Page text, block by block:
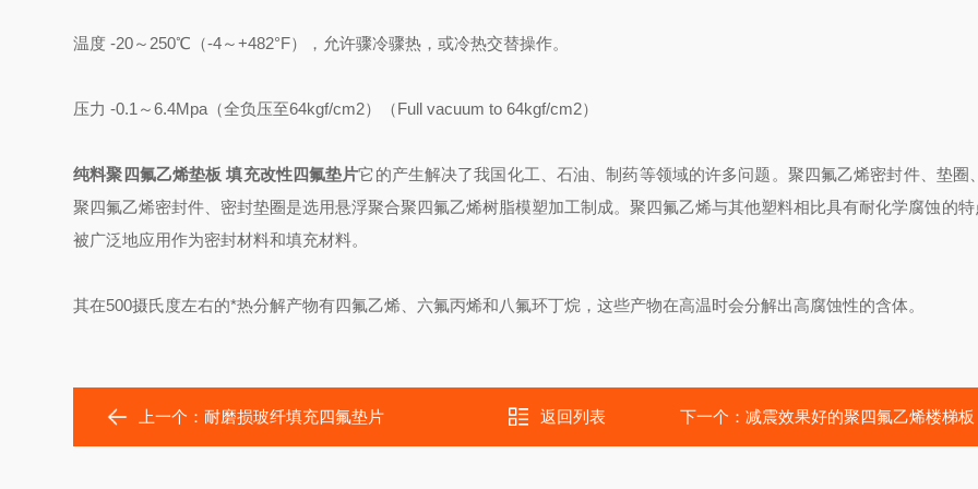
温度 -20～250℃（-4～+482°F），允许骤冷骤热，或冷热交替操作。
压力 -0.1～6.4Mpa（全负压至64kgf/cm2）（Full vacuum to 64kgf/cm2）
纯料聚四氟乙烯垫板 填充改性四氟垫片它的产生解决了我国化工、石油、制药等领域的许多问题。聚四氟乙烯密封件、垫圈
聚四氟乙烯密封件、密封垫圈是选用悬浮聚合聚四氟乙烯树脂模塑加工制成。聚四氟乙烯与其他塑料相比具有耐化学腐蚀的特
被广泛地应用作为密封材料和填充材料。
其在500摄氏度左右的*热分解产物有四氟乙烯、六氟丙烯和八氟环丁烷，这些产物在高温时会分解出高腐蚀性的含体。
上一个：耐磨损玻纤填充四氟垫片 返回列表 下一个： 减震效果好的聚四氟乙烯楼梯板